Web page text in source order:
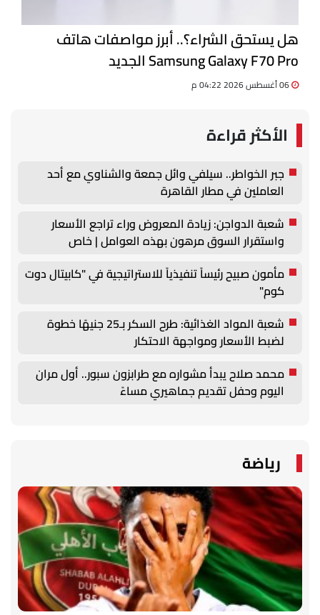
هل يستحق الشراء؟.. أبرز مواصفات هاتف
Samsung Galaxy F70 Pro الجديد
الأكثر قراءة
جبر الخواطر.. سيلفي وائل جمعة والشناوي مع أحد
العاملين في مطار القاهرة
شعبة الدواجن: زيادة المعروض وراء تراجع الأسعار
واستقرار السوق مرهون بهذه العوامل | خاص
مأمون صبيح رئيساً تنفيذياً للاستراتيجية في "كابيتال دوت
كوم"
شعبة المواد الغذائية: طرح السكر بـ25 جنيهًا خطوة
لضبط الأسعار ومواجهة الاحتكار
محمد صلاح يبدأ مشواره مع طرابزون سبور.. أول مران
اليوم وحفل تقديم جماهيري مساءً
رياضة